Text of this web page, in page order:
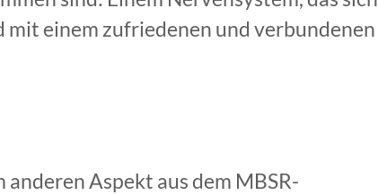
einem zufriedenen und verbundenen
Aspekt aus dem MBSR-